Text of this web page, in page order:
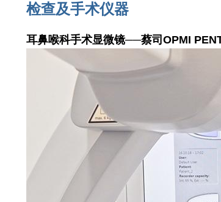
检查及手术仪器
耳鼻喉科手术显微镜──蔡司OPMI